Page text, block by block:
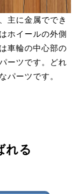
主に金属ででき
ホイールの外側
車輪の中心部の
ーツです。どれ
パーツです。
れる